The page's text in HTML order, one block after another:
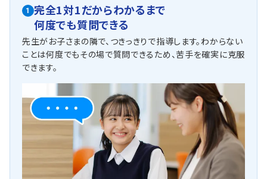
緑丘中学校 桜丘中学校
青山学院中等部 晃華学園中学校 暁星中学校
桐光学園中学校 カリタス女子中学校
共立女子中学校 大妻女子中学校 大妻多摩中学校
桐朋女子中学校 國學院大學久我山中学校
日本女子大附属中学校 桐蔭学園中等教育学校
用賀中学校 和光中学校 喜多見中学校 調布市立第四中学
校 瀬田中学校
慶應義塾湘南藤沢中等部 法政第二中学校
聖ドミニコ学園中学校 獨協中学校 東深沢中学校
玉川中学校 龍野東中学校 山脇学園中学校
攻玉社中学校 明治大学付属明治中学校
東京学芸大学附属国際中等教育学校
他多数指導実績あり
1
完全1対1だからわかるまで
何度でも質問できる
先生がお子さまの隣で、つきっきりで指導します。わからない
ことは何度でもその場で質問できるため、苦手を確実に克服
できます。